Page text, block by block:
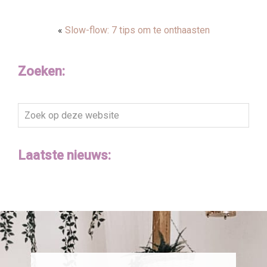
« Slow-flow: 7 tips om te onthaasten
Zoeken:
Zoek
op
website
Laatste nieuws: